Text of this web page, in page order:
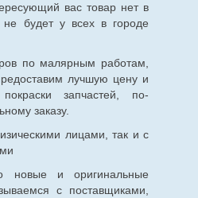
вас товар нет в
будет у всех в городе
по малярным работам,
лучшую цену и
запчастей, по-
заказу.
лицами, так и с
новые и оригинальные
с поставщиками,